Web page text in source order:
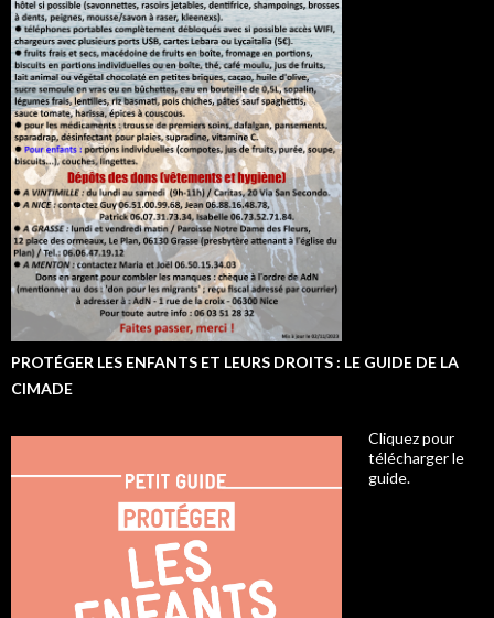
PROTÉGER LES ENFANTS ET LEURS DROITS : LE GUIDE DE LA
CIMADE
Cliquez pour
télécharger le
guide.